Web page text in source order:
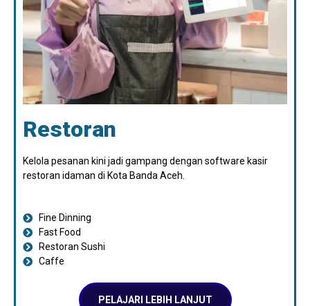
Restoran
Kelola pesanan kini jadi gampang dengan software kasir
restoran idaman di Kota Banda Aceh.
Fine Dinning
Fast Food
Restoran Sushi
Caffe
PELAJARI LEBIH LANJUT